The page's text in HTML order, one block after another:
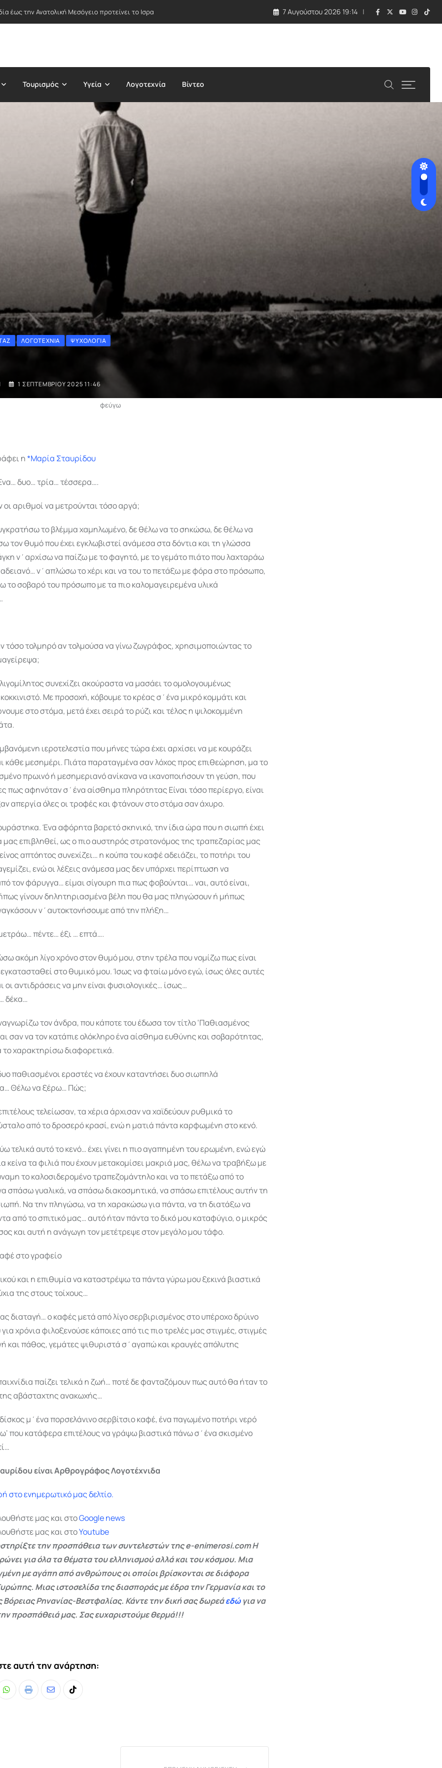
έως την Ανατολική Μεσόγειο προτείνει το Ισραήλ – Στο επίκεντρο Ελλάδα και Κύπρος 7 Αυγούστου 2026 19:14
Τουρισμός Υγεία Λογοτεχνία Βίντεο
ΛΟΓΟΤΕΧΝΊΑ ΨΥΧΟΛΟΓΊΑ
1 ΣΕΠΤΕΜΒΡΊΟΥ 2025 11:46
φεύγω
η*Μαρία Σταυρίδου
δυο… τρία… τέσσερα….
οι αριθμοί να μετρούνται τόσο αργά;
το βλέμμα χαμηλωμένο, δε θέλω να το σηκώσω, δε θέλω να
τον θυμό που έχει εγκλωβιστεί ανάμεσα στα δόντια και τη γλώσσα
ν΄αρχίσω να παίζω με το φαγητό, με το γεμάτο πιάτο που λαχταράω
ν΄απλώσω το χέρι και να του το πετάξω με φόρα στο πρόσωπο,
το σοβαρό του πρόσωπο με τα πιο καλομαγειρεμένα υλικά
τόσο τολμηρό αν τολμούσα να γίνω ζωγράφος, χρησιμοποιώντας το
συνεχίζει ακούραστα να μασάει το ομολογουμένως
Με προσοχή, κόβουμε το κρέας σ΄ένα μικρό κομμάτι και
στο στόμα, μετά έχει σειρά το ρύζι και τέλος η ψιλοκομμένη
ιεροτελεστία που μήνες τώρα έχει αρχίσει να με κουράζει
κάθε μεσημέρι. Πιάτα παραταγμένα σαν λόχος προς επιθεώρηση, μα το
πρωινό ή μεσημεριανό ανίκανα να ικανοποιήσουν τη γεύση, που
πως αφηνόταν σ΄ένα αίσθημα πληρότητας Είναι τόσο περίεργο, είναι
απεργία όλες οι τροφές και φτάνουν στο στόμα σαν άχυρο.
Ένα αφόρητα βαρετό σκηνικό, την ίδια ώρα που η σιωπή έχει
μας επιβληθεί, ως ο πιο αυστηρός στρατονόμος της τραπεζαρίας μας
απτόητος συνεχίζει… η κούπα του καφέ αδειάζει, το ποτήρι του
ενώ οι λέξεις ανάμεσα μας δεν υπάρχει περίπτωση να
τον φάρυγγα… είμαι σίγουρη πια πως φοβούνται… ναι, αυτό είναι,
γίνουν δηλητηριασμένα βέλη που θα μας πληγώσουν ή μήπως
ν΄αυτοκτονήσουμε από την πλήξη…
πέντε… έξι … επτά….
ακόμη λίγο χρόνο στον θυμό μου, στην τρέλα που νομίζω πως είναι
στο θυμικό μου. Ίσως να φταίω μόνο εγώ, ίσως όλες αυτές
οι αντιδράσεις να μην είναι φυσιολογικές… ίσως…
δέκα…
τον άνδρα, που κάποτε του έδωσα τον τίτλο ‘Παθιασμένος
σαν να τον κατάπιε ολόκληρο ένα αίσθημα ευθύνης και σοβαρότητας,
χαρακτηρίσω διαφορετικά.
παθιασμένοι εραστές να έχουν καταντήσει δυο σιωπηλά
Θέλω να ξέρω… Πώς;
τελείωσαν, τα χέρια άρχισαν να χαϊδεύουν ρυθμικά το
από το δροσερό κρασί, ενώ η ματιά πάντα καρφωμένη στο κενό.
τελικά αυτό το κενό… έχει γίνει η πιο αγαπημένη του ερωμένη, ενώ εγώ
κείνα τα φιλιά που έχουν μετακομίσει μακριά μας, θέλω να τραβήξω με
το καλοσιδερομένο τραπεζομάντηλο και να το πετάξω από το
σπάσω γυαλικά, να σπάσω διακοσμητικά, να σπάσω επιτέλους αυτήν τη
Να την πληγώσω, να τη χαρακώσω για πάντα, να τη διατάξω να
από το σπιτικό μας… αυτό ήταν πάντα το δικό μου καταφύγιο, ο μικρός
και αυτή η ανάγωγη τον μετέτρεψε στον μεγάλο μου τάφο.
στο γραφείο
και η επιθυμία να καταστρέψω τα πάντα γύρω μου ξεκινά βιαστικά
της στους τοίχους…
διαταγή… ο καφές μετά από λίγο σερβιρισμένος στο υπέροχο δρύινο
χρόνια φιλοξενούσε κάποιες από τις πιο τρελές μας στιγμές, στιγμές
και πάθος, γεμάτες ψιθυριστά σ΄αγαπώ και κραυγές απόλυτης
παίζει τελικά η ζωή… ποτέ δε φανταζόμουν πως αυτό θα ήταν το
αβάσταχτης ανακωχής…
μ΄ένα πορσελάνινο σερβίτσιο καφέ, ένα παγωμένο ποτήρι νερό
που κατάφερα επιτέλους να γράψω βιαστικά πάνω σ΄ένα σκισμένο
είναιΑρθρογράφος Λογοτέχνιδα
στο ενημερωτικό μας δελτίο.
μας και στοGooglenews
μας και στοYoutube
την προσπάθεια των συντελεστών της e-enimerosi.com Η
για όλα τα θέματα του ελληνισμού αλλά και του κόσμου. Μια
με αγάπη από ανθρώπους οι οποίοι βρίσκονται σε διάφορα
Μιας ιστοσελίδα της διασποράς με έδρα την Γερμανία και το
Βόρειας Ρηνανίας-Βεστφαλίας. Κάντε την δική σας δωρεάεδώγια να
προσπάθειά μας. Σας ευχαριστούμε θερμά!!!
αυτή την ανάρτηση:
Whatsapp
Print
ShareTiktok